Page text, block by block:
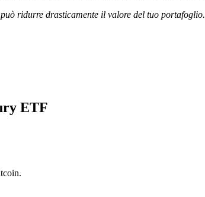
ridurre drasticamente il valore del tuo portafoglio.
ETF